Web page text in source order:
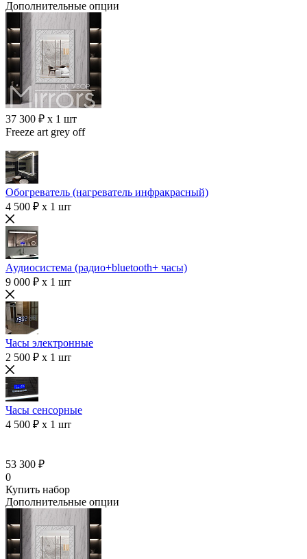
Дополнительные опции
37 300 ₽ x 1 шт
Freeze art grey off
Обогреватель (нагреватель инфракрасный)
4 500 ₽ x 1 шт
Аудиосистема (радио+bluetooth+ часы)
9 000 ₽ x 1 шт
Часы электронные
2 500 ₽ x 1 шт
Часы сенсорные
4 500 ₽ x 1 шт
53 300 ₽
0
Купить набор
Дополнительные опции